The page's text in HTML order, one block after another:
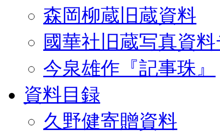
森岡柳蔵旧蔵資料
國華社旧蔵写真資
今泉雄作『記事珠』
資料目録
久野健寄贈資料